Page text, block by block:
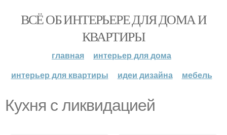
ВСЁ ОБ ИНТЕРЬЕРЕ ДЛЯ ДОМА И
КВАРТИРЫ
главная
интерьер для дома
интерьер для квартиры
идеи дизайна мебель
Кухня с ликвидацией